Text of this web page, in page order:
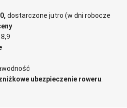
dostarczone jutro (w dni robocze
ubezpieczenie roweru